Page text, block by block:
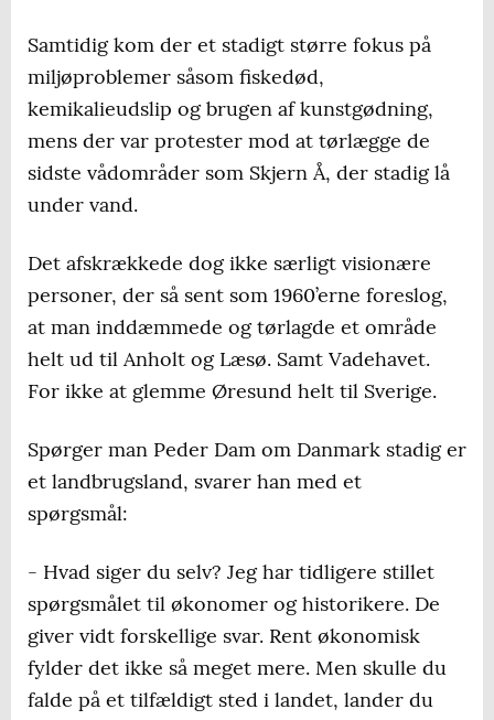
Samtidig kom der et stadigt større fokus på
miljøproblemer såsom fiskedød,
kemikalieudslip og brugen af kunstgødning,
mens der var protester mod at tørlægge de
sidste vådområder som Skjern Å, der stadig lå
under vand.
Det afskrækkede dog ikke særligt visionære
personer, der så sent som 1960’erne foreslog,
at man inddæmmede og tørlagde et område
helt ud til Anholt og Læsø. Samt Vadehavet.
For ikke at glemme Øresund helt til Sverige.
Spørger man Peder Dam om Danmark stadig er
et landbrugsland, svarer han med et
spørgsmål:
- Hvad siger du selv? Jeg har tidligere stillet
spørgsmålet til økonomer og historikere. De
giver vidt forskellige svar. Rent økonomisk
fylder det ikke så meget mere. Men skulle du
falde på et tilfældigt sted i landet, lander du